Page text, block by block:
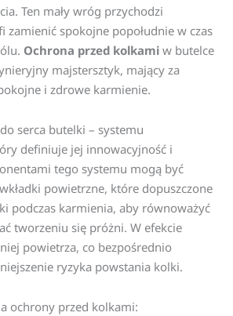
Ten mały wróg przychodzi
zamienić spokojne popołudnie w czas
Ochrona przed kolkami w butelce
majstersztyk, mający za
i zdrowe karmienie.
serca butelki – systemu
definiuje jej innowacyjność i
tego systemu mogą być
powietrzne, które dopuszczone
podczas karmienia, aby równoważyć
tworzeniu się próżni. W efekcie
powietrza, co bezpośrednio
ryzyka powstania kolki.
ochrony przed kolkami: